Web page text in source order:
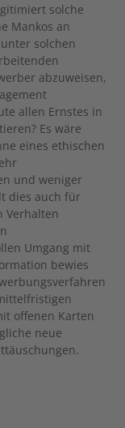
solche
Mankos an
solchen
abzuweisen,
allen Ernstes in
Es wäre
eines ethischen
und weniger
dies auch für
Verhalten
Umgang mit
bewies
offenen Karten
neue